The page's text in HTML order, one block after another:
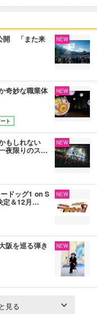
開 「また来
NEW
奇妙な職業体
ト
NEW
もしれない
夜限りのス…
NEW
ドッグ1 on S
定＆12月…
NEW
阪を巡る弾き
NEW
見る